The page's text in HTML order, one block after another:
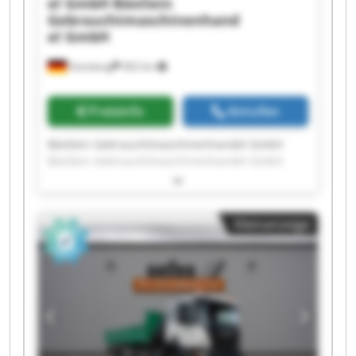
Günzburg 302 km
Gebrauchtmaschinenhand
el GmbH
Preisinfo Anrufen
Bästlein Gebrauchtmaschinenhandel GmbH
Bästlein Gebrauchtmaschinenhandel GmbH
Bästlein Gebrauchtmaschinenhandel GmbH
Bästlein Gebrauchtmaschinenhandel GmbH
Bästlein Gebrauchtmaschinenhandel GmbH
Bästlein Gebrauchtmaschinenhandel GmbH
Bästlein Gebrauchtmaschinenhandel GmbH
Bästlein Gebrauchtmaschinenhandel GmbH
Bästlein Gebrauchtmaschinenhandel GmbH
Bästlein Gebrauchtmaschinenhandel GmbH
Bästlein Gebrauchtmaschinenhandel GmbH
Kleinanzeige